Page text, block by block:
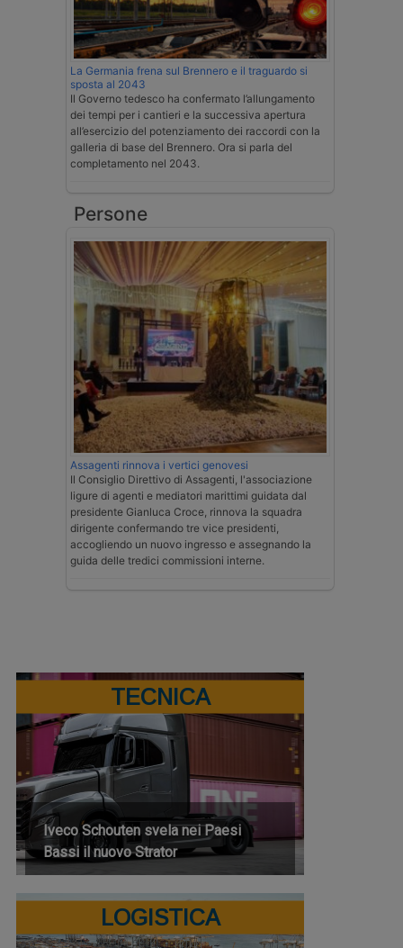
La Germania frena sul Brennero e il traguardo si
sposta al 2043
Il Governo tedesco ha confermato l’allungamento
dei tempi per i cantieri e la successiva apertura
all’esercizio del potenziamento dei raccordi con la
galleria di base del Brennero. Ora si parla del
completamento nel 2043.
Persone
Assagenti rinnova i vertici genovesi
Il Consiglio Direttivo di Assagenti, l'associazione
ligure di agenti e mediatori marittimi guidata dal
presidente Gianluca Croce, rinnova la squadra
dirigente confermando tre vice presidenti,
accogliendo un nuovo ingresso e assegnando la
guida delle tredici commissioni interne.
TECNICA
Iveco Schouten svela nei Paesi
Bassi il nuovo Strator
LOGISTICA